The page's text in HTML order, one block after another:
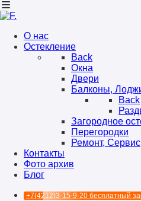
О нас
Остекление
Back
Окна
Двери
Балконы,
Back
Загородное
Перегородки
Ремонт, Сервис
Контакты
Фото архив
Блог
+7(4212)3-15-9-20 бесплатный